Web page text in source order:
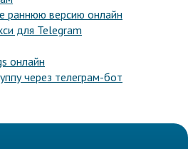
раннюю версию онлайн
для Telegram
онлайн
через телеграм-бот